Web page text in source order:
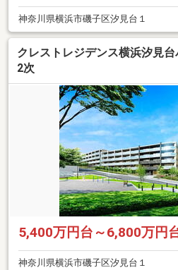
神奈川県横浜市磯子区汐見台１
クレストレジデンス横浜汐見
2次
5,400万円台～6,800万円
神奈川県横浜市磯子区汐見台１